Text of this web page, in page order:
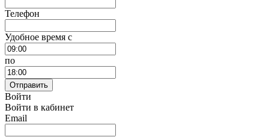
Телефон
Удобное время c
по
Отправить
Войти
Войти в кабинет
Email